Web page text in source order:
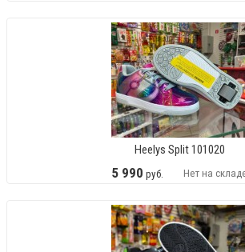
Heelys Split 101020
5 990 руб. Нет на